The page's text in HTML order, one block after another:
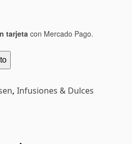
tarjeta con Mercado Pago.
,Infusiones & Dulces